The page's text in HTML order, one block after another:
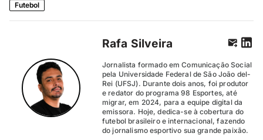
Futebol
Rafa Silveira
Jornalista formado em Comunicação Social
pela Universidade Federal de São João del-
Rei (UFSJ). Durante dois anos, foi produtor
e redator do programa 98 Esportes, até
migrar, em 2024, para a equipe digital da
emissora. Hoje, dedica-se à cobertura do
futebol brasileiro e internacional, fazendo
do jornalismo esportivo sua grande paixão.